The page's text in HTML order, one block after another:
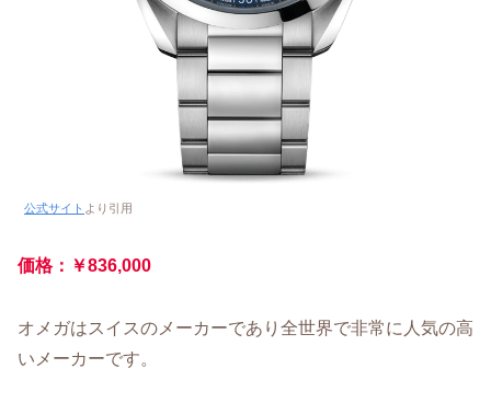
公式サイト より引用
価格：￥836,000
オメガはスイスのメーカーであり全世界で非常に人気の高
いメーカーです。